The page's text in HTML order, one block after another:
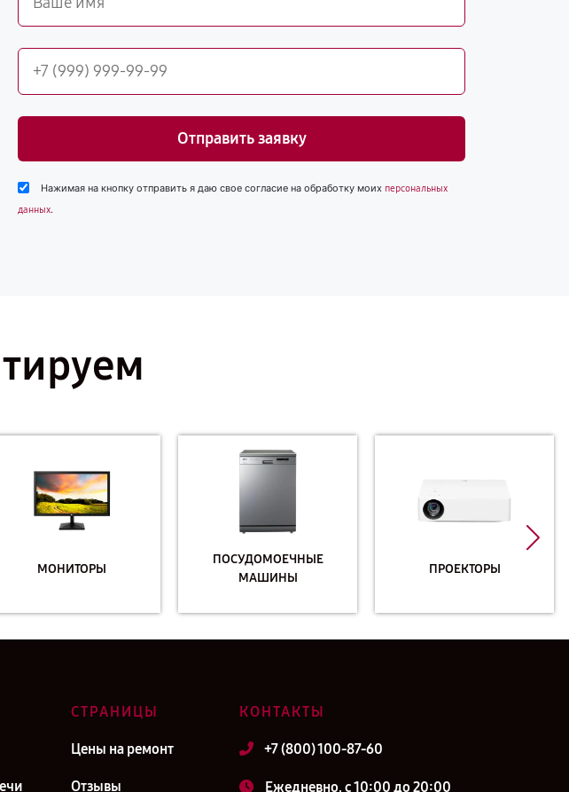
Отправить заявку
Нажимая на кнопку отправить я даю свое согласие на обработку моих персональных
данных.
МОНИТОРЫ
ПОСУДОМОЕЧНЫЕ
МАШИНЫ
ПРОЕКТОРЫ
СТРАНИЦЫ
Цены на ремонт
Отзывы
КОНТАКТЫ
+7 (800) 100-87-60
Ежедневно, с 10:00 до 20:00